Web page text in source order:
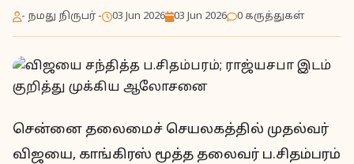
- நமது நிருபர் - 03 Jun 2026 03 Jun 2026 0 கருத்துகள்
சென்னை தலைமைச் செயலகத்தில் முதல்வர்
விஜயை, காங்கிரஸ் மூத்த தலைவர் ப.சிதம்பரம்